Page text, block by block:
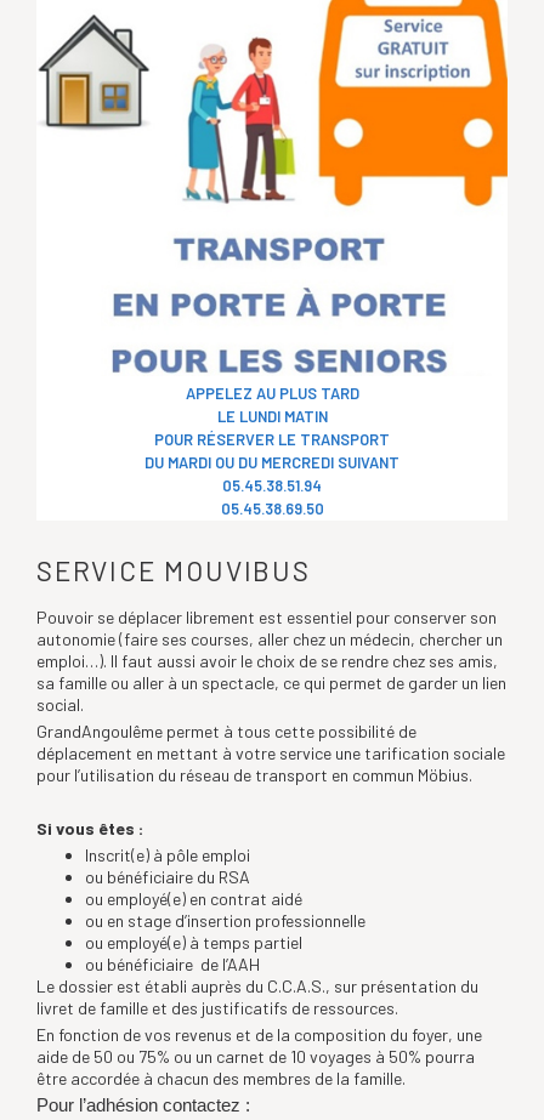
APPELEZ AU PLUS TARD
LE LUNDI MATIN
POUR RÉSERVER LE TRANSPORT
DU MARDI OU DU MERCREDI SUIVANT
05.45.38.51.94
05.45.38.69.50
SERVICE MOUVIBUS
Pouvoir se déplacer librement est essentiel pour conserver son
autonomie (faire ses courses, aller chez un médecin, chercher un
emploi…). Il faut aussi avoir le choix de se rendre chez ses amis,
sa famille ou aller à un spectacle, ce qui permet de garder un lien
social.
GrandAngoulême permet à tous cette possibilité de
déplacement en mettant à votre service une tarification sociale
pour l’utilisation du réseau de transport en commun Möbius.
Si vous êtes :
Inscrit(e) à pôle emploi
ou bénéficiaire du RSA
ou employé(e) en contrat aidé
ou en stage d’insertion professionnelle
ou employé(e) à temps partiel
ou bénéficiaire de l’AAH
Le dossier est établi auprès du C.C.A.S., sur présentation du
livret de famille et des justificatifs de ressources.
En fonction de vos revenus et de la composition du foyer, une
aide de 50 ou 75% ou un carnet de 10 voyages à 50% pourra
être accordée à chacun des membres de la famille.
Pour l’adhésion contactez :